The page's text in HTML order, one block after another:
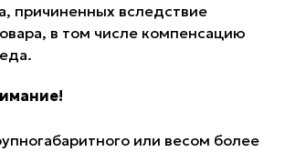
причиненных вследствие
в том числе компенсацию
или весом более